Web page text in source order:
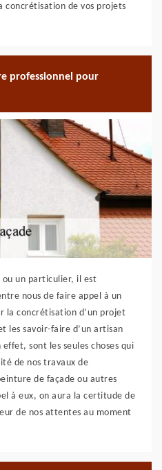
concrétisation de vos projets
professionnel pour
ou un particulier, il est
nous de faire appel à un
la concrétisation d’un projet
les savoir-faire d’un artisan
sont les seules choses qui
de nos travaux de
de façade ou autres
à eux, on aura la certitude de
de nos attentes au moment